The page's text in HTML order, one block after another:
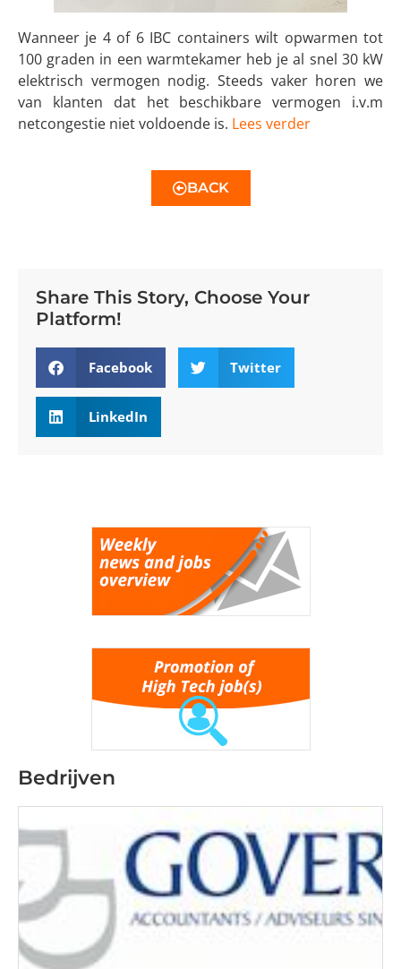
Wanneer je 4 of 6 IBC containers wilt opwarmen tot
100 graden in een warmtekamer heb je al snel 30 kW
elektrisch vermogen nodig. Steeds vaker horen we
van klanten dat het beschikbare vermogen i.v.m
netcongestie niet voldoende is. Lees verder
BACK
Share This Story, Choose Your
Platform!
Facebook Twitter
LinkedIn
Bedrijven